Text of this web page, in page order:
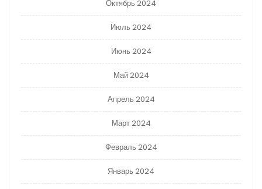
Октябрь 2024
Июль 2024
Июнь 2024
Май 2024
Апрель 2024
Март 2024
Февраль 2024
Январь 2024